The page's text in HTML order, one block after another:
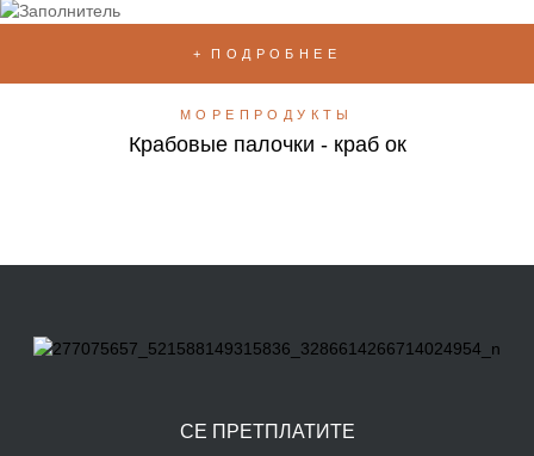
ПОДРОБНЕЕ
МОРЕПРОДУКТЫ
Крабовые палочки - краб ок
СЕ ПРЕТПЛАТИТЕ